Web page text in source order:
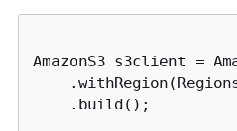
AmazonS3 s3client =
.build();